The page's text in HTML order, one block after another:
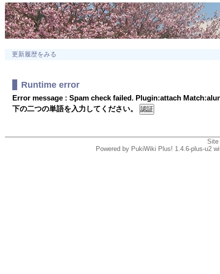
更新履歴をみる
Runtime error
Error message : Spam check failed. Plugin:attach
下の二つの単語を入力してください。
Powered by PukiWiki Plus! 1.4.6-plus-u2